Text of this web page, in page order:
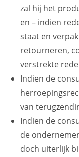
zal hij het
en – indien
staat en
retourneren,
verstrekte
Indien de
van
Indien de
de
doch uiterlijk